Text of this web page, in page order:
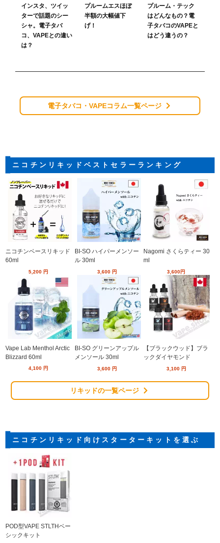
インスタ、ツイッ
ターで話題のシー
シャ。電子タバ
コ、VAPEとの違い
は？
プルームエスほぼ
半額の大幅値下
げ！
プルーム・テック
はどんなもの？電
子タバコのVAPEと
はどう違うの？
電子タバコ・VAPEコラム一覧ページ
ニコチンリキッドベストセラーランキング
ニコチンベースリキッド
60ml
5,200 円
BI-SO ハイパーメンソー
ル 30ml
3,600 円
Nagomi さくらティー 30
ml
3,600円
Vape Lab Menthol Arctic
Blizzard 60ml
4,100 円
BI-SO グリーンアップル
メンソール 30ml
3,600 円
【ブラックウッド】ブラ
ックダイヤモンド
3,100 円
リキッドの一覧ページ
ニコチンリキッド向けスターターキットを選ぶ
POD型VAPE STLTHベー
シックキット